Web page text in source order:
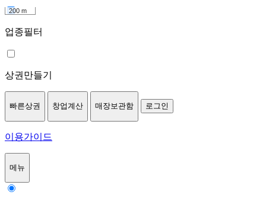
200 m
업종필터
상권만들기
빠른상권 창업계산 매장보관함 로그인
이용가이드
메뉴